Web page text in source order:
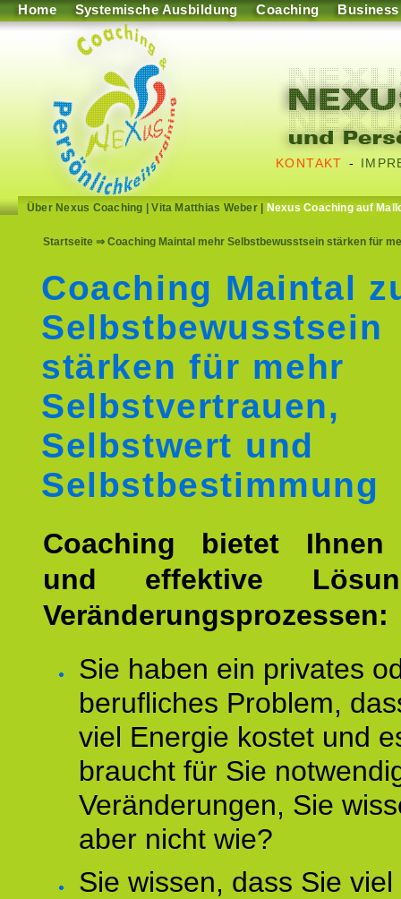
Home Systemische Ausbildung Coaching Business
KONTAKT -
Über Nexus Coaching |Vita Matthias Weber| Nexus Coaching auf
Startseite ⇒ Coaching Maintal mehr Selbstbewusstsein stärken für
Coaching Maintal
Selbstbewusstsein
stärken für mehr
Selbstvertrauen,
Selbstwert und
Selbstbestimmung
Coaching bietet Ihnen
und effektive
Veränderungsprozessen:
Sie haben ein privates
berufliches Problem,
viel Energie kostet und
braucht für Sie
Veränderungen, Sie
aber nicht wie?
Sie wissen, dass Sie